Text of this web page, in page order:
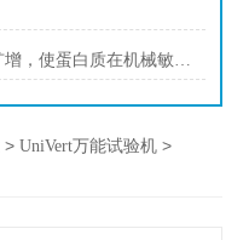
细胞拉伸通过活性肌动蛋白重塑扩增，使蛋白质在机械敏感结构中变形和募集
>UniVert万能试验机 >